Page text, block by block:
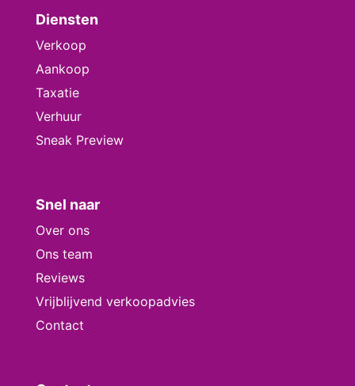
Diensten
Verkoop
Aankoop
Taxatie
Verhuur
Sneak Preview
Snel naar
Over ons
Ons team
Reviews
Vrijblijvend verkoopadvies
Contact